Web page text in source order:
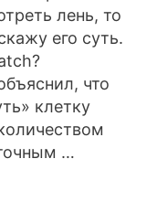
лень, то
его суть.
что
клетку
…